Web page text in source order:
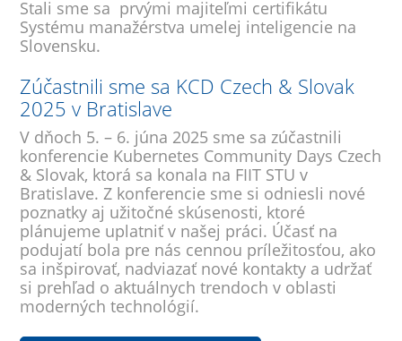
Stali sme sa prvými majiteľmi certifikátu
Systému manažérstva umelej inteligencie na
Slovensku.
Zúčastnili sme sa KCD Czech & Slovak
2025 v Bratislave
V dňoch 5. – 6. júna 2025 sme sa zúčastnili
konferencie Kubernetes Community Days Czech
& Slovak, ktorá sa konala na FIIT STU v
Bratislave. Z konferencie sme si odniesli nové
poznatky aj užitočné skúsenosti, ktoré
plánujeme uplatniť v našej práci. Účasť na
podujatí bola pre nás cennou príležitosťou, ako
sa inšpirovať, nadviazať nové kontakty a udržať
si prehľad o aktuálnych trendoch v oblasti
moderných technológií.